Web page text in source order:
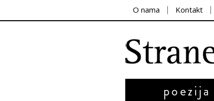
O nama Kontakt
poezija